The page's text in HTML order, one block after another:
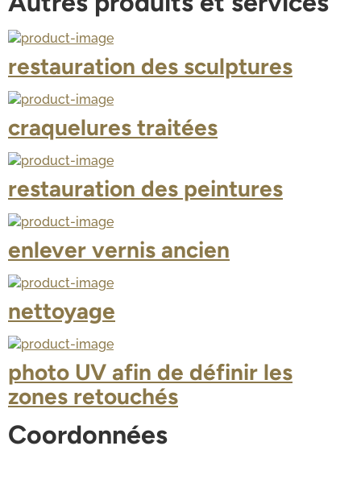
restauration des sculptures
craquelures traitées
restauration des peintures
enlever vernis ancien
nettoyage
photo UV afin de définir les
zones retouchés
Coordonnées